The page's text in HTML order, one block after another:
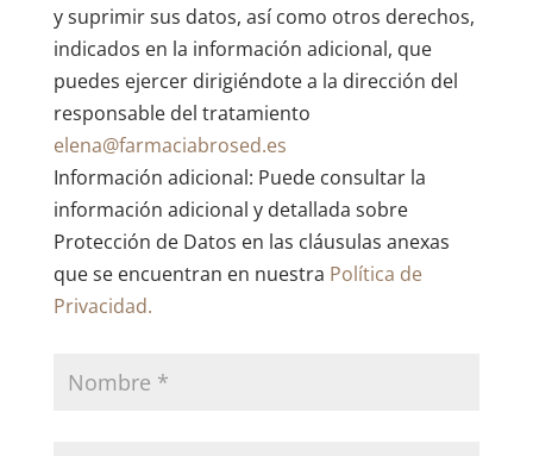
y suprimir sus datos, así como otros derechos,
indicados en la información adicional, que
puedes ejercer dirigiéndote a la dirección del
responsable del tratamiento
elena@farmaciabrosed.es
Información adicional: Puede consultar la
información adicional y detallada sobre
Protección de Datos en las cláusulas anexas
que se encuentran en nuestra Política de
Privacidad.